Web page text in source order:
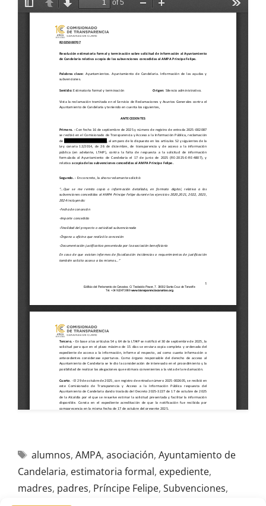
alumnos, AMPA, asociación, Ayuntamiento de
Candelaria, estimatoria formal, expediente,
madres, padres, Príncipe Felipe, Subvenciones,